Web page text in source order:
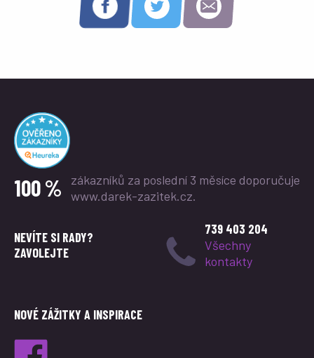
100 % zákazníků za poslední 3 měsíce doporučuje
www.darek-zazitek.cz.
NEVÍTE SI RADY?
ZAVOLEJTE
739 403 204
Všechny
kontakty
NOVÉ ZÁŽITKY A INSPIRACE